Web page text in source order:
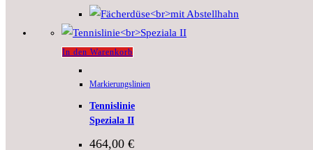
In den Warenkorb
Markierungslinien
Tennislinie
Speziala II
464,00 €